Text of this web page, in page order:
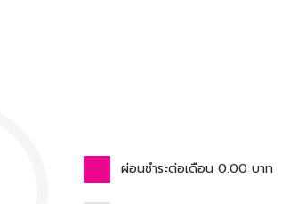
ผ่อนชำระต่อเดือน 0.00 บาท